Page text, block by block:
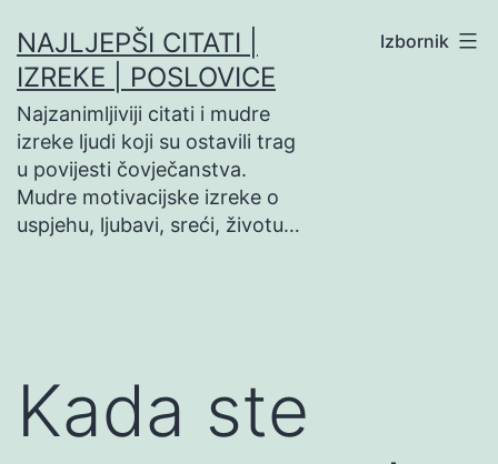
na
sadržaj
NAJLJEPŠI CITATI |
IZREKE | POSLOVICE
Najzanimljiviji citati i mudre
izreke ljudi koji su ostavili trag
u povijesti čovječanstva.
Mudre motivacijske izreke o
uspjehu, ljubavi, sreći, životu…
Izbornik
Kada ste